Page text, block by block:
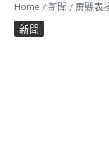
Home /新聞 / 屏縣表
新聞